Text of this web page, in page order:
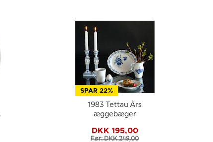
SPAR 22%
1983 Tettau Års
æggebæger
DKK 195,00
Før: DKK 249,00